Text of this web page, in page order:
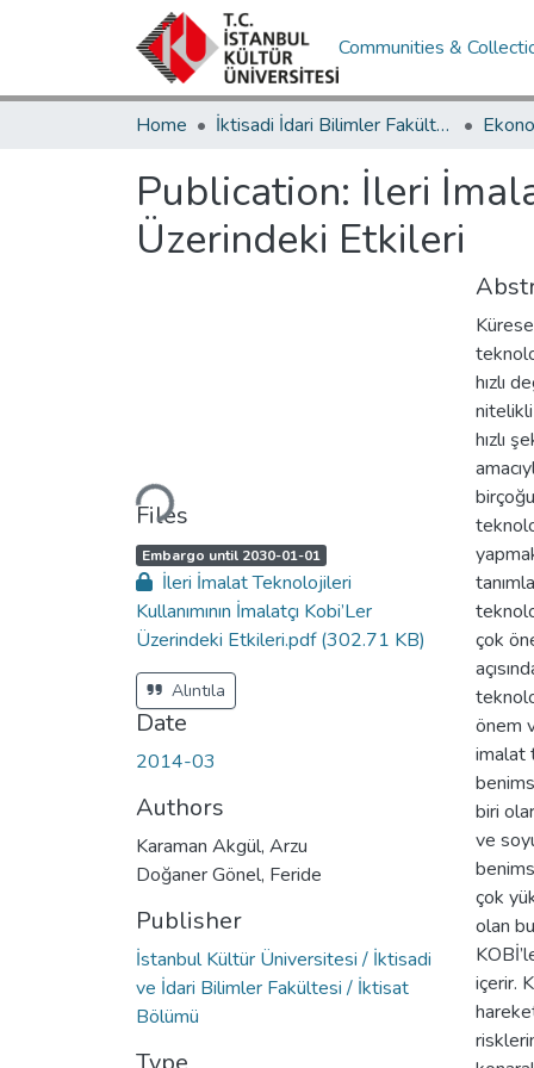
Communities &
Home İktisadi İdari Bilimler Fakültesi / Faculty of Economics and Administrative Sciences
Publication: İleri
Üzerindeki Etkileri
Loading...
Files
A
c
c
e
s
s
s
a
u
s
:
Embargo until 2030-01-01,
İleri İmalat Teknolojileri
Kullanımının İmalatçı Kobi’Ler
Üzerindeki Etkileri.pdf(302.71 KB)
Alıntıla
Date
2014-03
Authors
Karaman Akgül, Arzu
Doğaner Gönel, Feride
Publisher
İstanbul Kültür Üniversitesi / İktisadi
ve İdari Bilimler Fakültesi / İktisat
Bölümü
hızlı
hızlı
çok
önem
imalat
biri
ve
çok
olan
içerir.